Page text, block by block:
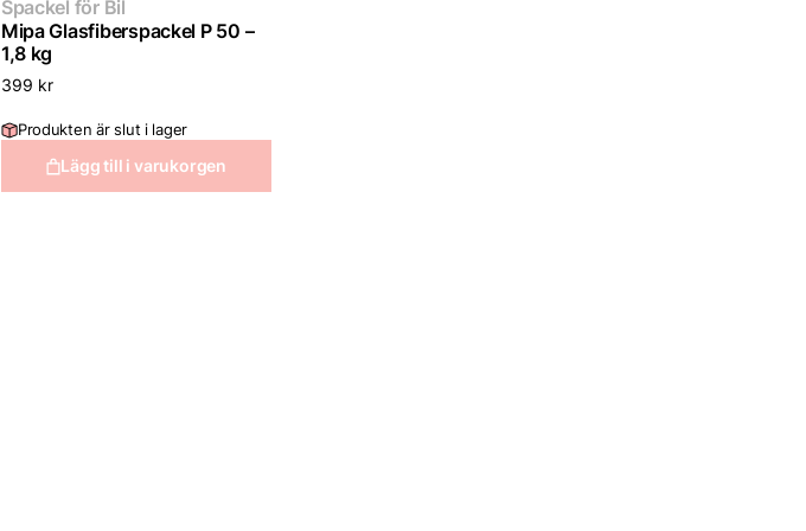
Spackel för Bil
Mipa Glasfiberspackel P 50 –
1,8 kg
399 kr
Produkten är slut i lager
Lägg till i varukorgen